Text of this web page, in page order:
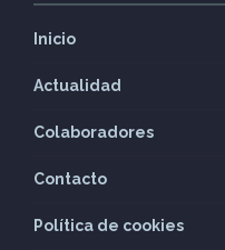
Inicio
Actualidad
Colaboradores
Contacto
Política de cookies